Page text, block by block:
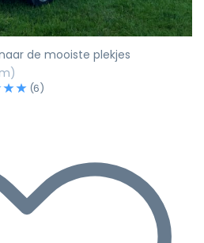
de mooiste plekjes
(6)